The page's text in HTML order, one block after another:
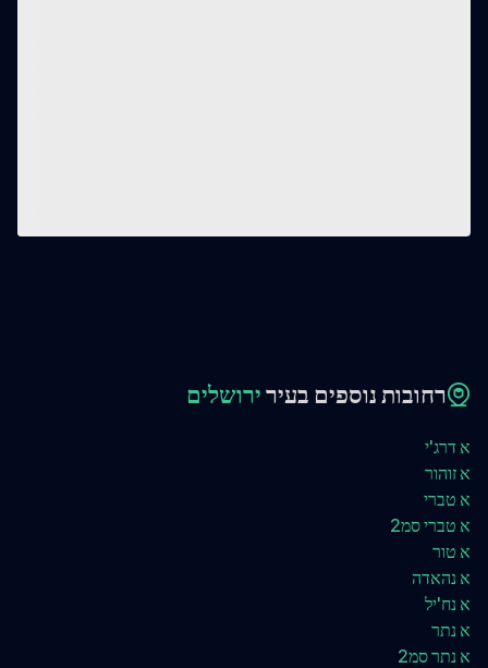
רחובות נוספים בעירירושלים
א דרג'י
א זוהור
א טברי
א טברי סמ2
א טור
א נהאדה
א נח'יל
א נתר
א נתר סמ2